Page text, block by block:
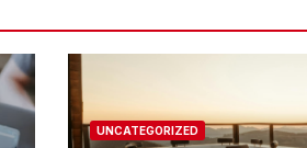
UNCATEGORIZED